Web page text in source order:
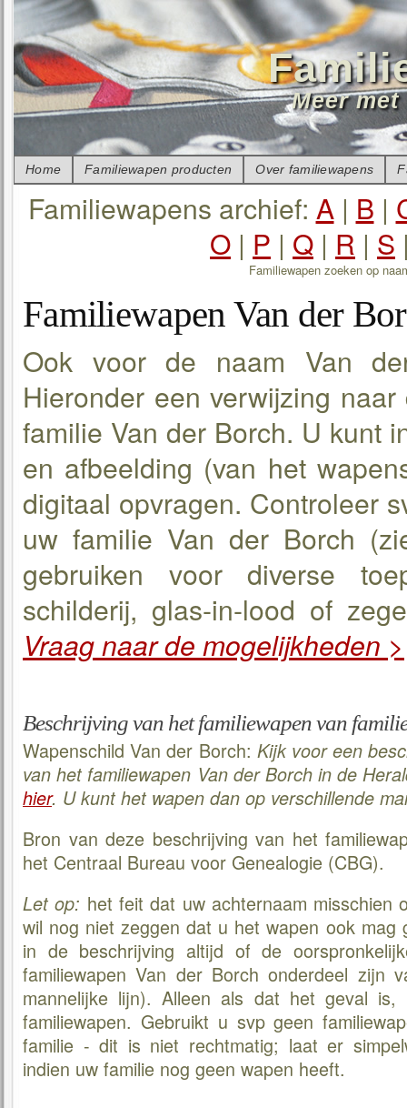
Familiewapens archief: A| B |
O | P | Q | R | S
Familiewapen zoeken op
Familiewapen Van der
Ook voor de naam Van
Hieronder een verwijzing
familie Van der Borch. U kunt
en afbeelding (van het
digitaal opvragen. Controleer
uw familie Van der Borch
gebruiken voor diverse
schilderij, glas-in-lood of
Vraag naar de mogelijkheden
Beschrijving van het familiewapen van
Wapenschild Van der Borch: Kijk voor een
van het familiewapen Van der Borch in de
hier. U kunt het wapen dan op verschillende
Bron van deze beschrijving van het
het Centraal Bureau voor Genealogie (CBG).
Let op: het feit dat uw achternaam misschien
wil nog niet zeggen dat u het wapen ook mag
in de beschrijving altijd of de
familiewapen Van der Borch onderdeel zijn
mannelijke lijn). Alleen als dat het geval
familiewapen. Gebruikt u svp geen
familie - dit is niet rechtmatig; laat er
indien uw familie nog geen wapen heeft.
Home Familiewapen producten Over familiewapens
Meer